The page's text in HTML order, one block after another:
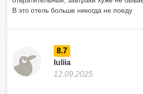
В это отель больше никогда не поеду
8.7
Iuliia
12.09.2025